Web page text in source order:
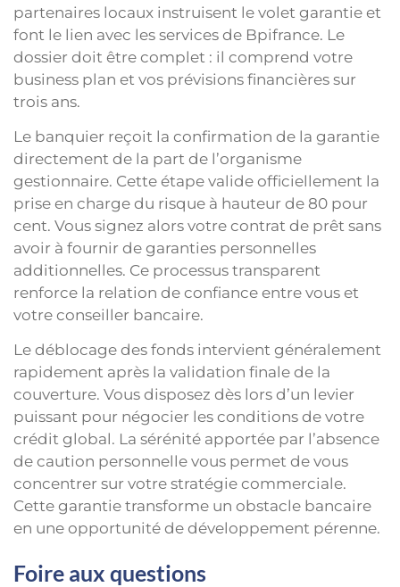
partenaires locaux instruisent le volet garantie et
font le lien avec les services de Bpifrance. Le
dossier doit être complet : il comprend votre
business plan et vos prévisions financières sur
trois ans.
Le banquier reçoit la confirmation de la garantie
directement de la part de l’organisme
gestionnaire. Cette étape valide officiellement la
prise en charge du risque à hauteur de 80 pour
cent. Vous signez alors votre contrat de prêt sans
avoir à fournir de garanties personnelles
additionnelles. Ce processus transparent
renforce la relation de confiance entre vous et
votre conseiller bancaire.
Le déblocage des fonds intervient généralement
rapidement après la validation finale de la
couverture. Vous disposez dès lors d’un levier
puissant pour négocier les conditions de votre
crédit global. La sérénité apportée par l’absence
de caution personnelle vous permet de vous
concentrer sur votre stratégie commerciale.
Cette garantie transforme un obstacle bancaire
en une opportunité de développement pérenne.
Foire aux questions